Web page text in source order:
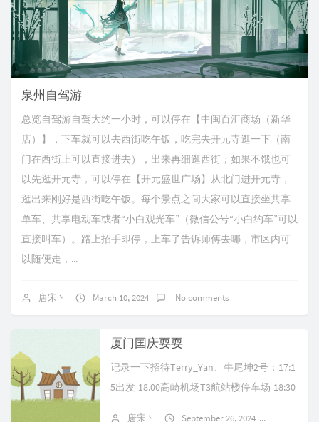
泉州自驾游
总览自驾游自驾大约一小时，可以停在【中闽百汇商场（新华
店）】，下车就可以去西街吃午饭，吃完去开元寺逛一下（南
门在西街上可以直接进去），出来再细逛西街；如果不饿也可
以先逛开元寺，可以停在【开元盛世广场】从北门进开元寺，
逛出来刚好是西街吃午饭。每个景点之间大家可以直接坐共享
单车、共享电动车或者“小白观光车”（微信公号“小白约车”可以
直接叫车）。路上招手即停，上车了告诉师傅去哪，市区内可
以随便走，...
唐宋丶 March 10, 2024 No comments
厦门国庆耍耍
记录一下招待Terry_Yan、牛尾坤2号：17:1
5出发-18.00高崎机场T3航站楼停车场-18:30
唐宋丶 September 26, 2024